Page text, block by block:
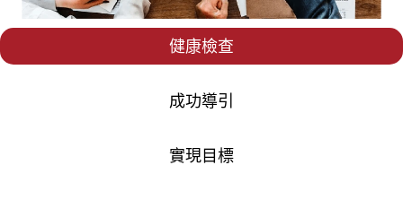
健康檢查
成功導引
實現目標